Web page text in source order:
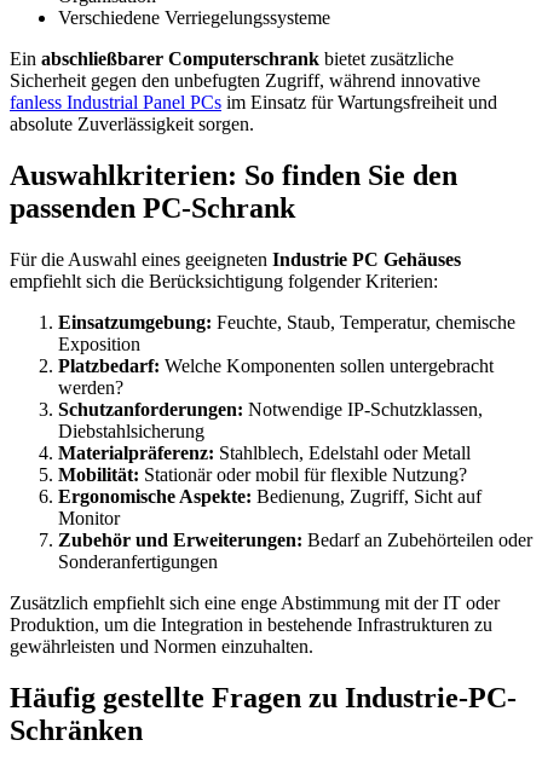
Verschiedene Verriegelungssysteme
Ein abschließbarer Computerschrank bietet zusätzliche
Sicherheit gegen den unbefugten Zugriff, während innovative
fanless Industrial Panel PCs im Einsatz für Wartungsfreiheit und
absolute Zuverlässigkeit sorgen.
Auswahlkriterien: So finden Sie den
passenden PC-Schrank
Für die Auswahl eines geeigneten Industrie PC Gehäuses
empfiehlt sich die Berücksichtigung folgender Kriterien:
Einsatzumgebung: Feuchte, Staub, Temperatur, chemische
Exposition
Platzbedarf: Welche Komponenten sollen untergebracht
werden?
Schutzanforderungen: Notwendige IP-Schutzklassen,
Diebstahlsicherung
Materialpräferenz: Stahlblech, Edelstahl oder Metall
Mobilität: Stationär oder mobil für flexible Nutzung?
Ergonomische Aspekte: Bedienung, Zugriff, Sicht auf
Monitor
Zubehör und Erweiterungen: Bedarf an Zubehörteilen oder
Sonderanfertigungen
Zusätzlich empfiehlt sich eine enge Abstimmung mit der IT oder
Produktion, um die Integration in bestehende Infrastrukturen zu
gewährleisten und Normen einzuhalten.
Häufig gestellte Fragen zu Industrie-PC-
Schränken